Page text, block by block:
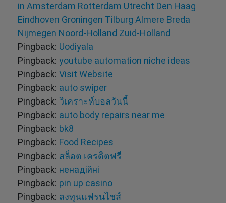
in Amsterdam Rotterdam Utrecht Den Haag
Eindhoven Groningen Tilburg Almere Breda
Nijmegen Noord-Holland Zuid-Holland
Pingback: Uodiyala
Pingback: youtube automation niche ideas
Pingback: Visit Website
Pingback: auto swiper
Pingback: วิเคราะห์บอลวันนี้
Pingback: auto body repairs near me
Pingback: bk8
Pingback: Food Recipes
Pingback: สล็อต เครดิตฟรี
Pingback: ненадійні
Pingback: pin up casino
Pingback: ลงทุนแฟรนไชส์